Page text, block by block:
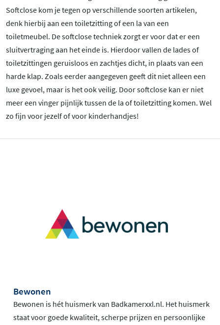
Softclose kom je tegen op verschillende soorten artikelen,
denk hierbij aan een toiletzitting of een la van een
toiletmeubel. De softclose techniek zorgt er voor dat er een
sluitvertraging aan het einde is. Hierdoor vallen de lades of
toiletzittingen geruisloos en zachtjes dicht, in plaats van een
harde klap. Zoals eerder aangegeven geeft dit niet alleen een
luxe gevoel, maar is het ook veilig. Door softclose kan er niet
meer een vinger pijnlijk tussen de la of toiletzitting komen. Wel
zo fijn voor jezelf of voor kinderhandjes!
Bewonen
Bewonen is hét huismerk van Badkamerxxl.nl. Het huismerk
staat voor goede kwaliteit, scherpe prijzen en persoonlijke